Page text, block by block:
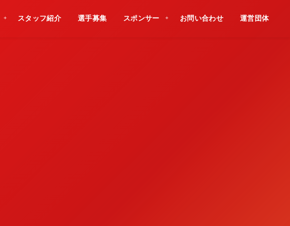
スタッフ紹介 選手募集 スポンサー お問い合わせ 運営団体